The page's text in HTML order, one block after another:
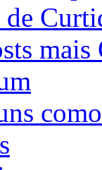
mais